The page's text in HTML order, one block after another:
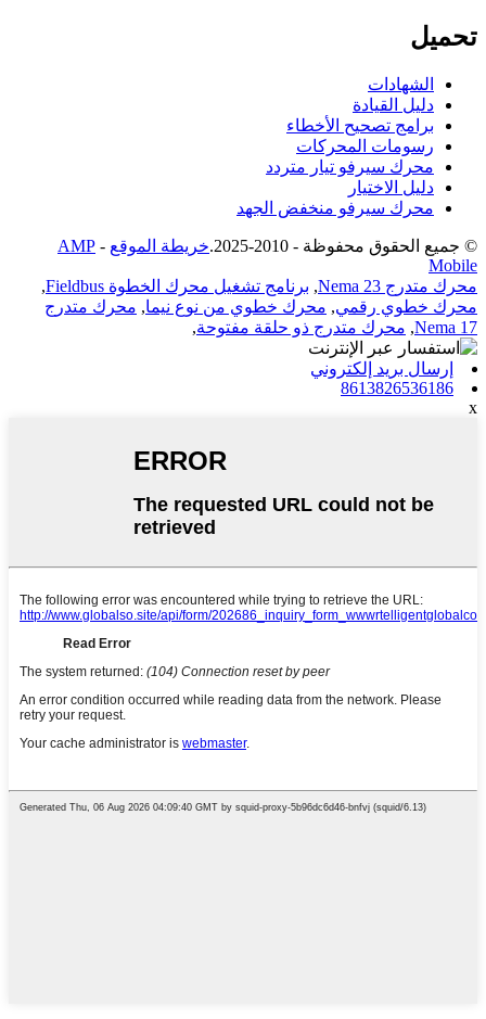
تحميل
الشهادات
دليل القيادة
برامج تصحيح الأخطاء
رسومات المحركات
محرك سيرفو تيار متردد
دليل الاختيار
محرك سيرفو منخفض الجهد
© جميع الحقوق محفوظة - 2010-2025. خريطة الموقع -
AMP
Mobile
محرك متدرج Nema 23
, برنامج تشغيل محرك الخطوة Fieldbus
,
محرك خطوي رقمي, محرك خطوي من نوع نيما, محرك متدرج
Nema 17
, محرك متدرج ذو حلقة مفتوحة,
إرسال بريد إلكتروني
8613826536186
x